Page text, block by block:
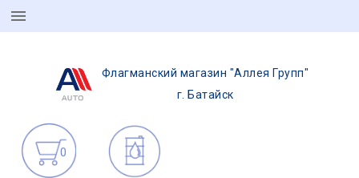
Флагманский магазин "Аллея Групп"
г. Батайск
0